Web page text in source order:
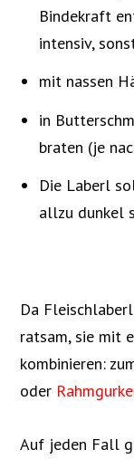
Bindekraft
intensiv,
mit nassen
in
braten (je
Die Laberl
allzu dunkel
Da
ratsam, sie mit
kombinieren:
oder
Auf jeden Fall